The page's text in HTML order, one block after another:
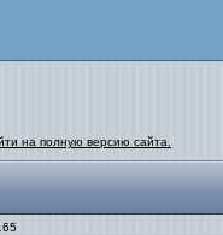
на полную версию сайта.